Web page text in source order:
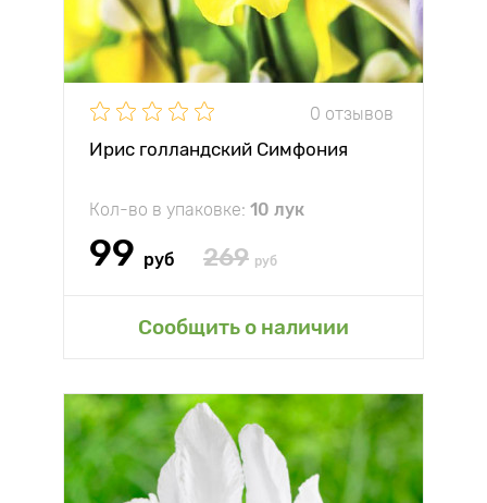
0 отзывов
Ирис голландский Симфония
Кол-во в упаковке: 10 лук
99 руб 269 руб
Сообщить о наличии